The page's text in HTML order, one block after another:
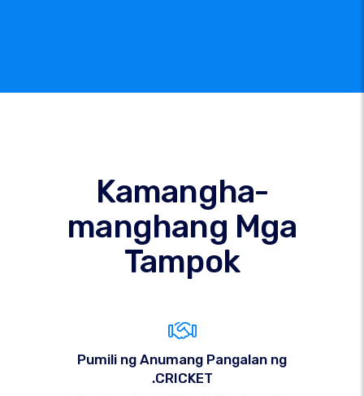
Kamangha-
manghang Mga
Tampok
Pumili ng Anumang Pangalan ng
.CRICKET